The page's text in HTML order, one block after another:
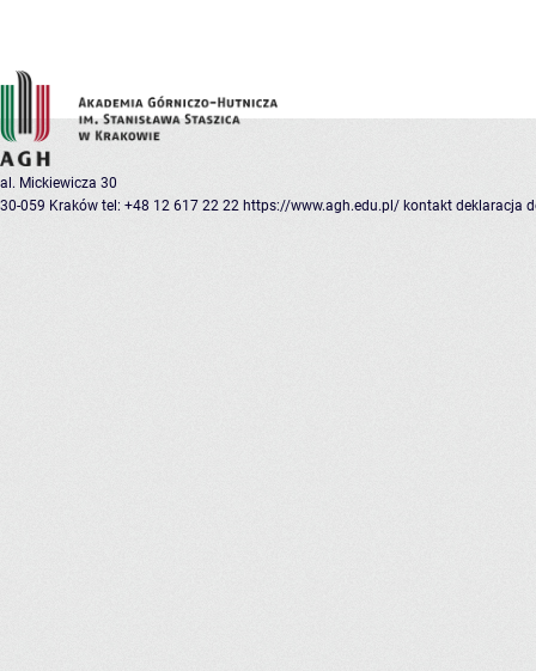
al. Mickiewicza 30
30-059 Kraków tel: +48 12 617 22 22 https://www.agh.edu.pl/ kontakt deklaracja